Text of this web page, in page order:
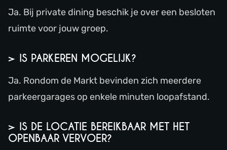
Ja. Bij private dining beschik je over een besloten
ruimte voor jouw groep.
> IS PARKEREN MOGELIJK?
Ja. Rondom de Markt bevinden zich meerdere
parkeergarages op enkele minuten loopafstand.
> IS DE LOCATIE BEREIKBAAR MET HET
OPENBAAR VERVOER?